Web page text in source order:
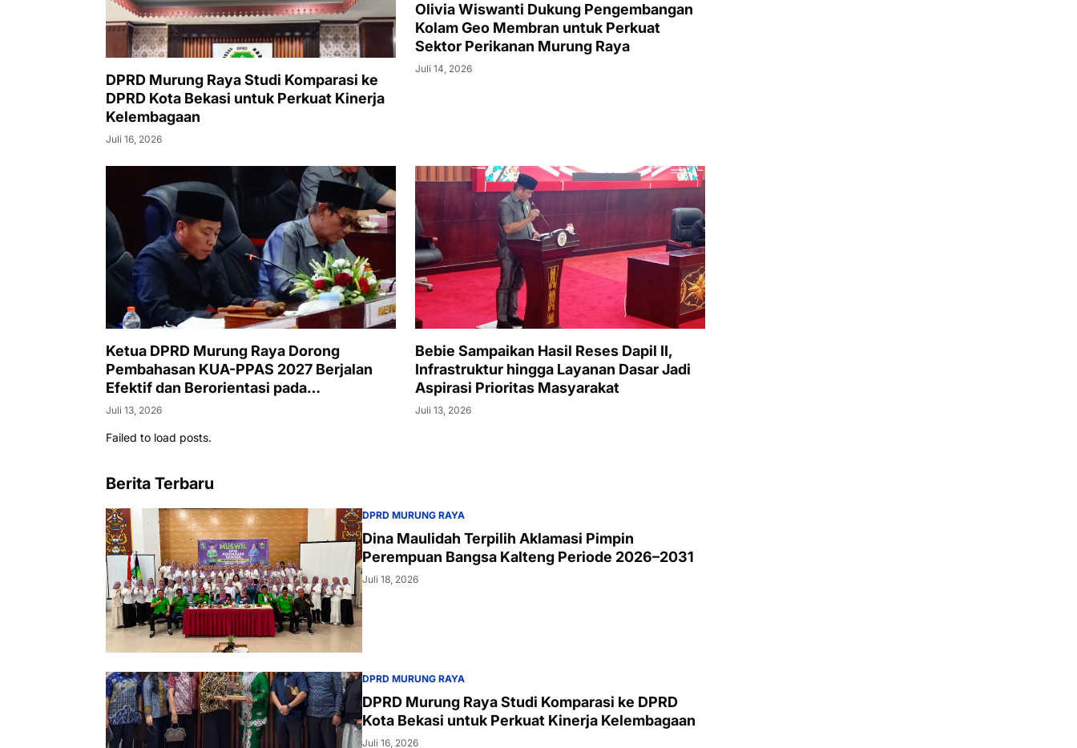
DPRD Murung Raya Studi Komparasi ke
DPRD Kota Bekasi untuk Perkuat Kinerja
Kelembagaan
Juli 16, 2026
Olivia Wiswanti Dukung Pengembangan
Kolam Geo Membran untuk Perkuat
Sektor Perikanan Murung Raya
Juli 14, 2026
Ketua DPRD Murung Raya Dorong
Pembahasan KUA-PPAS 2027 Berjalan
Efektif dan Berorientasi pada
Kepentingan Masyarakat
Juli 13, 2026
Bebie Sampaikan Hasil Reses Dapil II,
Infrastruktur hingga Layanan Dasar Jadi
Aspirasi Prioritas Masyarakat
Juli 13, 2026
Failed to load posts.
Berita Terbaru
DPRD MURUNG RAYA
Dina Maulidah Terpilih Aklamasi Pimpin
Perempuan Bangsa Kalteng Periode 2026–2031
Juli 18, 2026
DPRD MURUNG RAYA
DPRD Murung Raya Studi Komparasi ke DPRD
Kota Bekasi untuk Perkuat Kinerja Kelembagaan
Juli 16, 2026